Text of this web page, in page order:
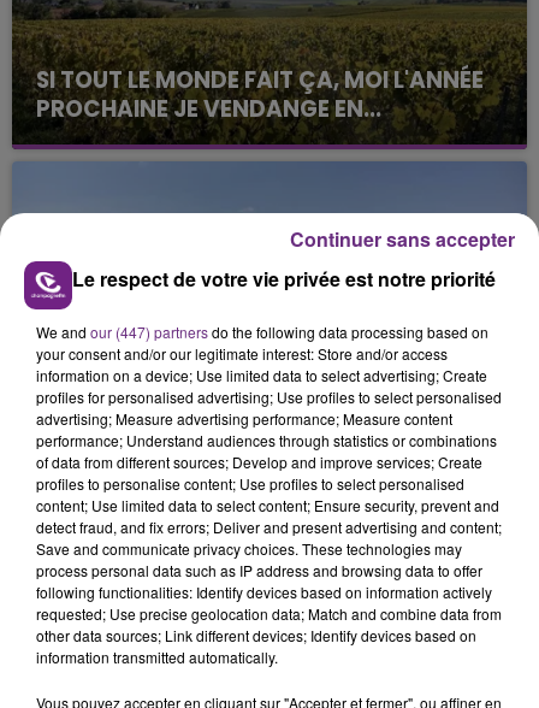
SI TOUT LE MONDE FAIT ÇA, MOI L'ANNÉE
PROCHAINE JE VENDANGE EN...
La vendange en Champagne a débuté ce jeudi 6
août dans la commune de Montgueux (Aube). Du
L'INSPECTION DU TRAVAIL RAPPELLE À
L'ORDRE SUR LES CONDITIONS DE...
Alors que les dates de début des vendange 2026
s'est avéré être plus précoce que prévu,
l'inspection du Travail en profite pour rappeler
les conditions de...
TITRES DIFFUSÉS
6h46
6h46 6h43
6h43
Le respect de votre vie privée est notre priorité
We and our (447) partnersdo the following data processing based on
your consent and/or our legitimate interest: Store and/or access
information on a device; Use limited data to select advertising; Create
profiles for personalised advertising; Use profiles to select personalised
advertising; Measure advertising performance; Measure content
performance; Understand audiences through statistics or combinations
of data from different sources; Develop and improve services; Create
profiles to personalise content; Use profiles to select personalised
content; Use limited data to select content; Ensure security, prevent and
detect fraud, and fix errors; Deliver and present advertising and content;
Save and communicate privacy choices. These technologies may
process personal data such as IP address and browsing data to offer
following functionalities: Identify devices based on information actively
requested; Use precise geolocation data; Match and combine data from
other data sources; Link different devices; Identify devices based on
information transmitted automatically.
Vous pouvez accepter en cliquant sur "Accepter et fermer", ou affiner en
Continuer sans accepter